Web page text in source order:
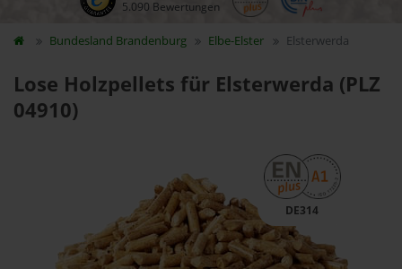
5.090 Bewertungen
Bundesland Brandenburg Elbe-Elster Elsterwerda
Lose Holzpellets für Elsterwerda (PLZ
04910)
DE314